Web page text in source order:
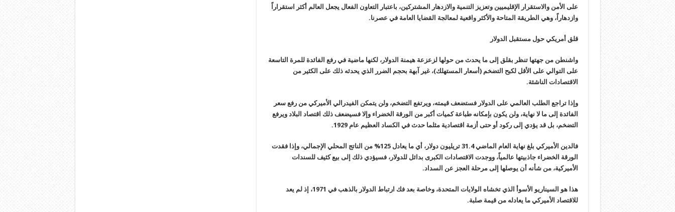
على الأمن والاستقرار الإقليميين وتعزيز التنمية والازدهار المشتركين، باعتبار التعاون الفعال يجعل العالم أكثر استقراراً
وازدهاراً، وهي الطريقة المتاحة والأكثر واقعية لمعالجة القضايا العامة في عصرنا.
قلق أمريكي حول مستقبل الدولار
واشنطن من جهتها تنظر بقلق إلى ما يحدث من حولها لزعزعة هيمنة الدولار، لكنها ماضية في رفع الفائدة للمرة التاسعة
على التوالي على الأقل لكبح التضخم (أسعار المستهلك)، غير آبهة بحجم الضرر الذي يحدثه ذلك على الكثير من
الاقتصادات الناشئة.
وإذا تراجع الطلب العالمي على الدولار فستضعف قيمته، ويرتفع التضخم، ولن يتمكن الفيدرالي الأميركي من رفع سعر
الفائدة إلى ما لا نهاية، ولن يكون بإمكانه طباعة كميات أكبر من الورقة الخضراء وإلا فسيضعف ذلك اقتصاد البلاد ويرفع
التضخم، بل قد يؤدي إلى ركود أو حتى أزمة اقتصادية مثلما حدث في الكساد العظيم عام 1929
.
فالدين الأميركي بلغ نهاية العام الماضي 31.4 تريليون دولار، أي ما يعادل 125% من الناتج المحلي الإجمالي، وإذا فقدت
الورقة الخضراء جاذبيتها عالمياً، ووجدت الاقتصادات الكبرى بدائل للدولار، فسيؤدي ذلك إلى بيع كثيف للسندات
الأميركية، من شأنه أن يوصلها إلى مرحلة العجز عن السداد.
هذا هو السيناريو الأسوأ الذي تخشاه الولايات المتحدة، وخاصة بعد فك ارتباط الدولار بالذهب في 1971، إذ لم يعد
للاقتصاد الأميركي ما يعادله من قيمة صلبة.